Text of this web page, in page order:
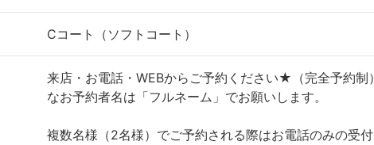
Cコート（ソフトコート）
来店・お電話・WEBからご予約ください★（完全予約制）
なお予約者名は「フルネーム」でお願いします。
複数名様（2名様）でご予約される際はお電話のみの受